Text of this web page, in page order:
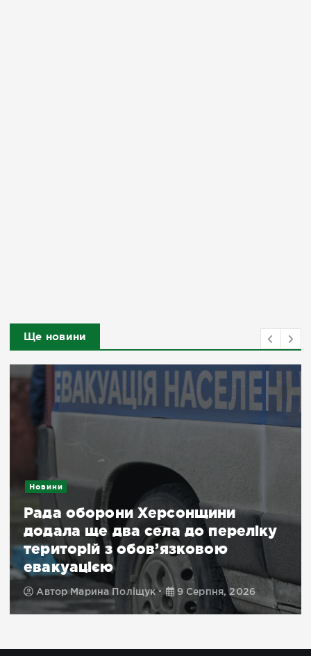
Ще новини
Новини
Рада оборони Херсонщини
додала ще два села до переліку
територій з обов’язковою
евакуацією
Автор Марина Поліщук 9 Серпня, 2026